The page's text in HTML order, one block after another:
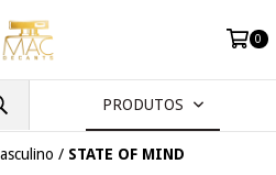
0
PRODUTOS
/ STATE OF MIND